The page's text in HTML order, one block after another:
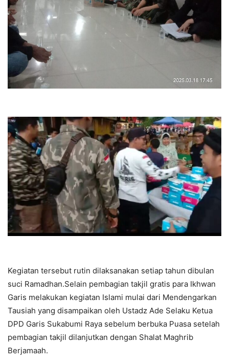
Kegiatan tersebut rutin dilaksanakan setiap tahun dibulan
suci Ramadhan.Selain pembagian takjil gratis para Ikhwan
Garis melakukan kegiatan Islami mulai dari Mendengarkan
Tausiah yang disampaikan oleh Ustadz Ade Selaku Ketua
DPD Garis Sukabumi Raya sebelum berbuka Puasa setelah
pembagian takjil dilanjutkan dengan Shalat Maghrib
Berjamaah.